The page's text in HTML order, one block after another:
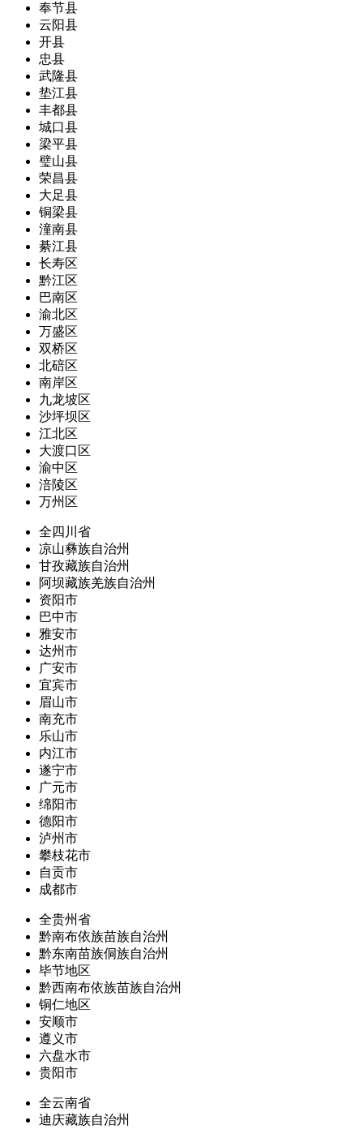
奉节县
云阳县
开县
忠县
武隆县
垫江县
丰都县
城口县
梁平县
璧山县
荣昌县
大足县
铜梁县
潼南县
綦江县
长寿区
黔江区
巴南区
渝北区
万盛区
双桥区
北碚区
南岸区
九龙坡区
沙坪坝区
江北区
大渡口区
渝中区
涪陵区
万州区
全四川省
凉山彝族自治州
甘孜藏族自治州
阿坝藏族羌族自治州
资阳市
巴中市
雅安市
达州市
广安市
宜宾市
眉山市
南充市
乐山市
内江市
遂宁市
广元市
绵阳市
德阳市
泸州市
攀枝花市
自贡市
成都市
全贵州省
黔南布依族苗族自治州
黔东南苗族侗族自治州
毕节地区
黔西南布依族苗族自治州
铜仁地区
安顺市
遵义市
六盘水市
贵阳市
全云南省
迪庆藏族自治州